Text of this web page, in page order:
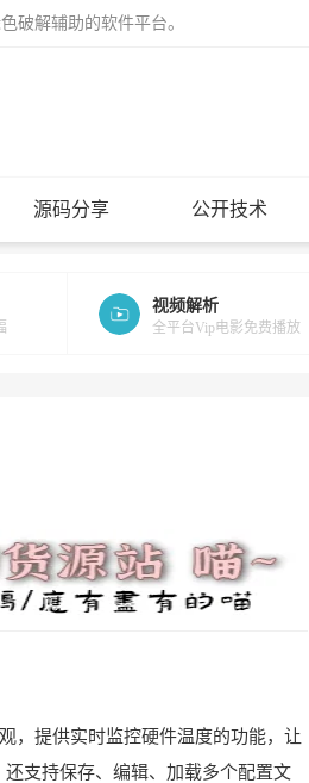
破解辅助的软件平台。
源码分享 公开技术
视频解析
全平台Vip电影免费播放
，提供实时监控硬件温度的功能，让
支持保存、编辑、加载多个配置文